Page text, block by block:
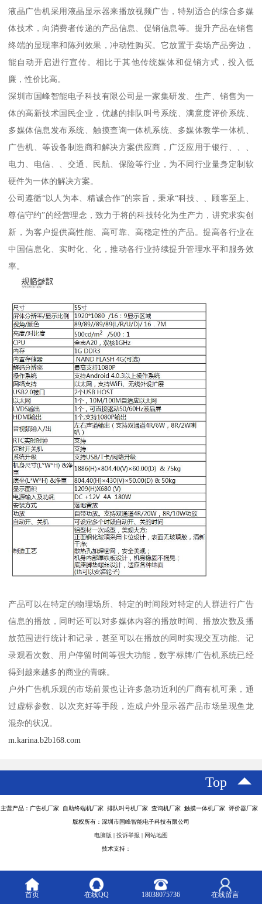
液晶广告机采用液晶显示器来播放视频广告，特别适合的综合多媒
体技术，向消费者传递的产品信息、促销信息等。提升产品在销售
终端的显现率和陈列效果，冲动性购买。它放置于卖场产品旁边，
能自动开启进行宣传。相比于其他传统媒体和促销方式，投入低
廉，性价比高。
深圳市国峰智能电子科技有限公司是一家集研发、生产、销售为一
体的高新技术国民企业，优越的排队叫号系统、满意度评价系统、
多媒体信息发布系统、触摸查询一体机系统、多媒体教学一体机、
广告机、等设备制造商和解决方案供应商，广泛应用于银行、、、
电力、电信、、交通、民航、保险等行业，为不同行业量身定制软
硬件为一体的解决方案。
公司遵循“以人为本、精诚合作”的宗旨，秉承“科技、、顾客至上、
尊信守约”的经营理念，致力于将的科技转化为生产力，讲究求实创
新，为客户提供高性能、高可靠、高稳定性的产品。提高各行业在
中国信息化、实时化、化，推动各行业持续提升管理水平和服务效
率。
产品可以在特定的物理场所、特定的时间段对特定的人群进行广告
信息的播放，同时还可以对多媒体内容的播放时间、播放次数及播
放范围进行统计和记录，甚至可以在播放的同时实现交互功能、记
录观看次数、用户停留时间等强大功能，数字标牌/广告机系统已经
得到越来越多的商业的青睐。
户外广告机乐观的市场前景也让许多急功近利的厂商有机可乘，通
过虚标参数、以次充好等手段，造成户外显示器产品市场呈现鱼龙
混杂的状况。
m.karina.b2b168.com
Top
主营产品：广告机厂家 自助终端机厂家 排队叫号机厂家 查询机厂家 触摸一体机厂家 评价器厂家
版权所有：深圳市国峰智能电子科技有限公司
电脑版 | 投诉举报 | 网站地图
技术支持：
首页 在线QQ 18038075736 在线留言